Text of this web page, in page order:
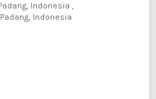
Indonesia ,
Indonesia